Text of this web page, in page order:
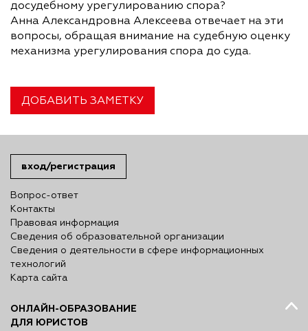
досудебному урегулированию спора?
Анна Александровна Алексеева отвечает на эти
вопросы, обращая внимание на судебную оценку
механизма урегулирования спора до суда.
ДОБАВИТЬ ЗАМЕТКУ
вход/регистрация
Вопрос-ответ
Контакты
Правовая информация
Сведения об образовательной организации
Сведения о деятельности в сфере информационных
технологий
Карта сайта
ОНЛАЙН-ОБРАЗОВАНИЕ
ДЛЯ ЮРИСТОВ